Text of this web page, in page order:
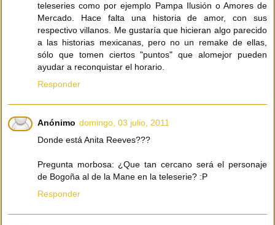
teleseries como por ejemplo Pampa Ilusión o Amores de
Mercado. Hace falta una historia de amor, con sus
respectivo villanos. Me gustaría que hicieran algo parecido
a las historias mexicanas, pero no un remake de ellas,
sólo que tomen ciertos "puntos" que alomejor pueden
ayudar a reconquistar el horario.
Responder
Anónimo domingo, 03 julio, 2011
Donde está Anita Reeves???
Pregunta morbosa: ¿Que tan cercano será el personaje
de Bogoña al de la Mane en la teleserie? :P
Responder